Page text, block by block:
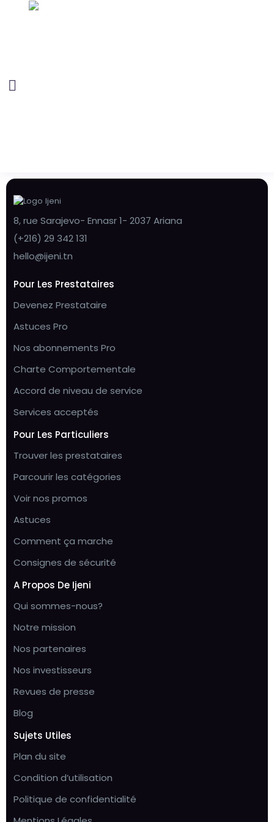
8, rue Sarajevo- Ennasr 1- 2037 Ariana
(+216) 29 342 131
hello@ijeni.tn
Pour Les Prestataires
Devenez Prestataire
Astuces Pro
Nos abonnements Pro
Charte Comportementale
Accord de niveau de service
Services acceptés
Pour Les Particuliers
Trouver les prestataires
Parcourir les catégories
Voir nos promos
Astuces
Comment ça marche
Consignes de sécurité
A Propos De Ijeni
Qui sommes-nous?
Notre mission
Nos partenaires
Nos investisseurs
Revues de presse
Blog
Sujets Utiles
Plan du site
Condition d’utilisation
Politique de confidentialité